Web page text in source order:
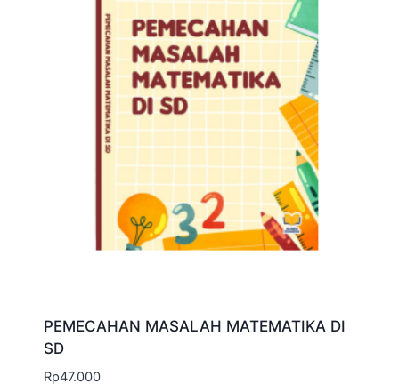
PEMECAHAN MASALAH MATEMATIKA DI
SD
Rp47.000